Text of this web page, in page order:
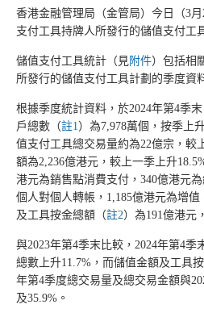
香港金融管理局（金管局）今日（3
支付工具持牌人所發行的儲值支付工
儲值支付工具統計（見附件）包括相
所發行的儲值支付工具計劃的季度資
根據季度統計資料，於2024年第4季
戶總數（註1）為7,978萬個，按季上
值支付工具總交易量約為22億宗，較
額為2,236億港元，較上一季上升
港元為銷售點消費支付，340億港元
個人對個人轉帳，1,185億港元為增值
及工具按金總額（註2）為191億港元
與2023年第4季末比較，2024年第4季
總數上升11.7%，而儲值金額及工具
年第4季度總交易量及總交易金額與
及35.9%。